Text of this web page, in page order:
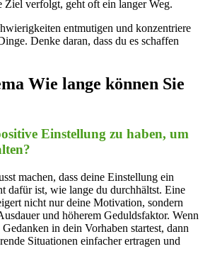
Ziel verfolgt, geht oft ein langer Weg.
entmutigen und konzentriere
Denke daran, dass du es schaffen
Wie lange können Sie
Einstellung zu haben, um
machen, dass deine Einstellung ein
dafür ist, wie lange du durchhältst. Eine
nicht nur deine Motivation, sondern
und höherem Geduldsfaktor. Wenn
in dein Vorhaben startest, dann
Situationen einfacher ertragen und